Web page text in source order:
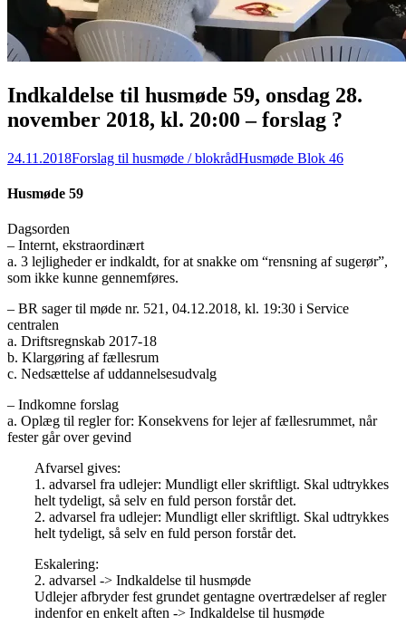
Indkaldelse til husmøde 59, onsdag 28.
november 2018, kl. 20:00 – forslag ?
24.11.2018Forslag til husmøde / blokrådHusmøde Blok 46
Husmøde 59
Dagsorden
– Internt, ekstraordinært
a. 3 lejligheder er indkaldt, for at snakke om “rensning af sugerør”,
som ikke kunne gennemføres.
– BR sager til møde nr. 521, 04.12.2018, kl. 19:30 i Service
centralen
a. Driftsregnskab 2017-18
b. Klargøring af fællesrum
c. Nedsættelse af uddannelsesudvalg
– Indkomne forslag
a. Oplæg til regler for: Konsekvens for lejer af fællesrummet, når
fester går over gevind
Afvarsel gives:
1. advarsel fra udlejer: Mundligt eller skriftligt. Skal udtrykkes
helt tydeligt, så selv en fuld person forstår det.
2. advarsel fra udlejer: Mundligt eller skriftligt. Skal udtrykkes
helt tydeligt, så selv en fuld person forstår det.
Eskalering:
2. advarsel -> Indkaldelse til husmøde
Udlejer afbryder fest grundet gentagne overtrædelser af regler
indenfor en enkelt aften -> Indkaldelse til husmøde